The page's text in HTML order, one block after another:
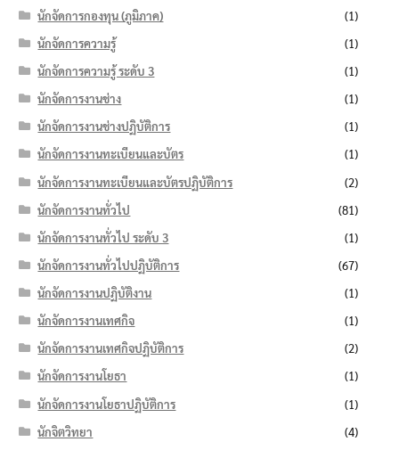
นักจัดการกองทุน (ภูมิภาค)
(1)
นักจัดการความรู้
(1)
นักจัดการความรู้ ระดับ 3
(1)
นักจัดการงานช่าง
(1)
นักจัดการงานช่างปฏิบัติการ
(1)
นักจัดการงานทะเบียนและบัตร
(1)
นักจัดการงานทะเบียนและบัตรปฏิบัติการ
(2)
นักจัดการงานทั่วไป
(81)
นักจัดการงานทั่วไป ระดับ 3
(1)
นักจัดการงานทั่วไปปฏิบัติการ
(67)
นักจัดการงานปฏิบัติงาน
(1)
นักจัดการงานเทศกิจ
(1)
นักจัดการงานเทศกิจปฏิบัติการ
(2)
นักจัดการงานโยธา
(1)
นักจัดการงานโยธาปฏิบัติการ
(1)
นักจิตวิทยา
(4)